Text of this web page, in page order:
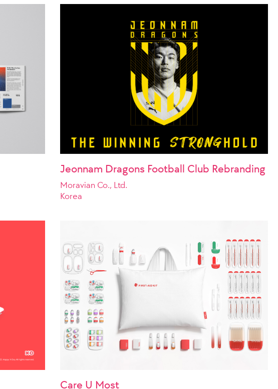
Jeonnam Dragons Football Club Rebranding
Moravian Co., Ltd.
Korea
Care U Most